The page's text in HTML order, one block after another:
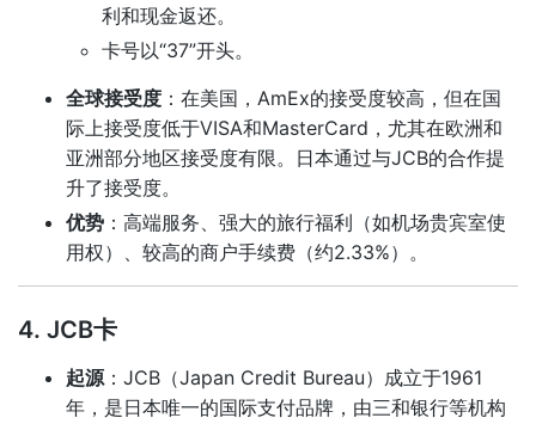
利和现金返还。
卡号以“37”开头。
全球接受度 ：在美国，AmEx的接受度较高，但在国
际上接受度低于VISA和MasterCard，尤其在欧洲和
亚洲部分地区接受度有限。日本通过与JCB的合作提
升了接受度。
优势 ：高端服务、强大的旅行福利（如机场贵宾室使
用权）、较高的商户手续费（约2.33%）。
4. JCB卡
起源：JCB（Japan Credit Bureau）成立于1961
年，是日本唯一的国际支付品牌，由三和银行等机构